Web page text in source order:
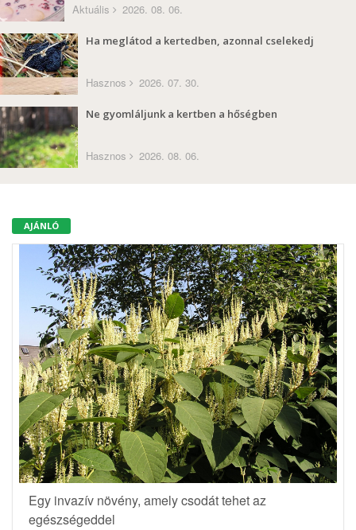
Aktuális 2026. 08. 06.
Ha meglátod a kertedben, azonnal cselekedj
Hasznos 2026. 07. 30.
Ne gyomláljunk a kertben a hőségben
Hasznos 2026. 08. 06.
AJÁNLÓ
Egy invazív növény, amely csodát tehet az
egészségeddel